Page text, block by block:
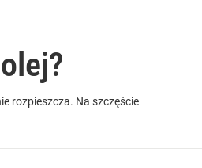
rozpieszcza. Na szczęście